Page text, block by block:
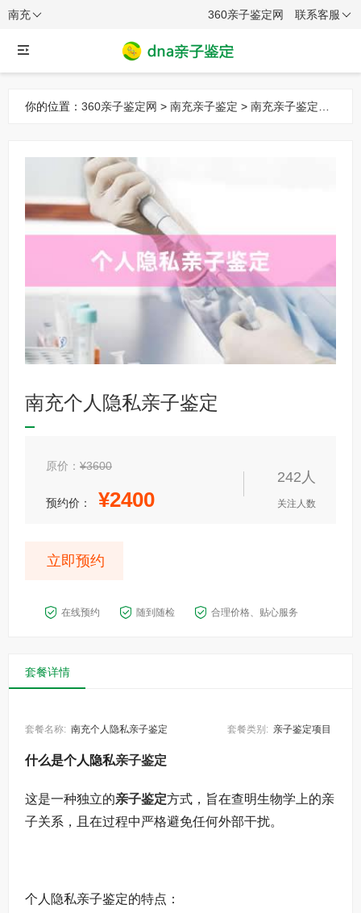
南充 360亲子鉴定网 联系客服
你的位置： 360亲子鉴定网 > 南充亲子鉴定 > 南充亲子鉴定项
南充个人隐私亲子鉴定
原价： ¥3600
预约价： ¥2400
242人
关注人数
立即预约
在线预约 随到随检 合理价格、贴心服务
套餐详情
套餐名称: 南充个人隐私亲子鉴定 套餐类别: 亲子鉴定项目
什么是个人隐私亲子鉴定
这是一种独立的亲子鉴定方式，旨在查明生物学上的亲
子关系，且在过程中严格避免任何外部干扰。
个人隐私亲子鉴定的特点：